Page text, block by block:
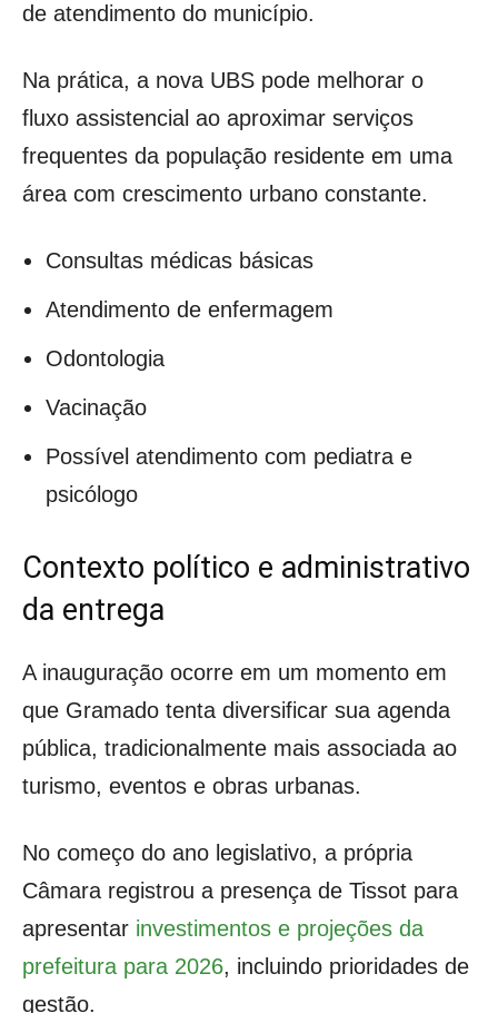
de atendimento do município.
Na prática, a nova UBS pode melhorar o
fluxo assistencial ao aproximar serviços
frequentes da população residente em uma
área com crescimento urbano constante.
Consultas médicas básicas
Atendimento de enfermagem
Odontologia
Vacinação
Possível atendimento com pediatra e
psicólogo
Contexto político e administrativo
da entrega
A inauguração ocorre em um momento em
que Gramado tenta diversificar sua agenda
pública, tradicionalmente mais associada ao
turismo, eventos e obras urbanas.
No começo do ano legislativo, a própria
Câmara registrou a presença de Tissot para
apresentar investimentos e projeções da
prefeitura para 2026, incluindo prioridades de
gestão.